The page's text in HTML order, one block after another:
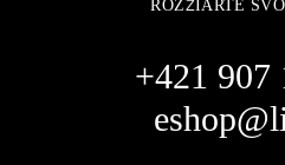
ROZŽIARTE
+421 907